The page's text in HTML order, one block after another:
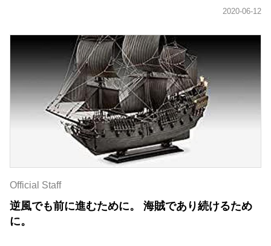
Official Staff
逆風でも前に進むために。 海賊であり続けるため
に。